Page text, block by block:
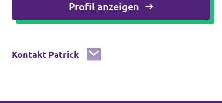
Profil anzeigen
Kontakt Patrick